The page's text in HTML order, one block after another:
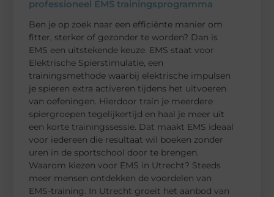
professioneel EMS trainingsprogramma
Ben je op zoek naar een efficiënte manier om
fitter, sterker of gezonder te worden? Dan is
EMS een uitstekende keuze. EMS staat voor
Elektrische Spierstimulatie, een
trainingsmethode waarbij elektrische impulsen
je spieren extra activeren tijdens het uitvoeren
van oefeningen. Hierdoor train je meerdere
spiergroepen tegelijkertijd en haal je meer uit
een korte trainingssessie. Dat maakt EMS ideaal
voor iedereen die resultaat wil boeken zonder
uren in de sportschool door te brengen.
Waarom kiezen voor EMS in Utrecht? Steeds
meer mensen ontdekken de voordelen van
EMS-training. In Utrecht groeit het aanbod van